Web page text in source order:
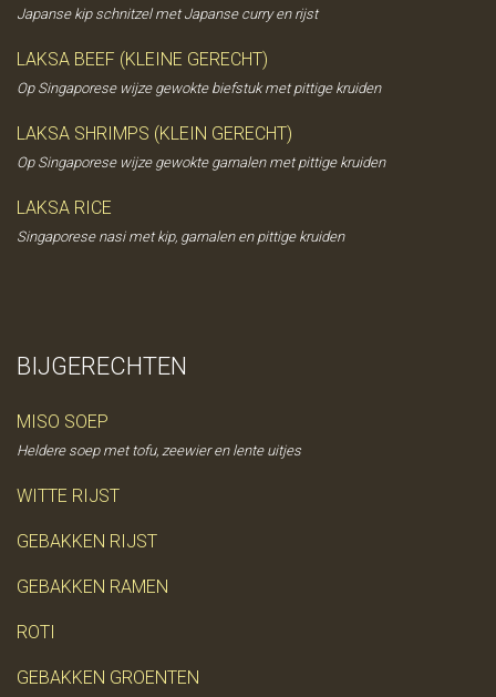
Japanse kip schnitzel met Japanse curry en rijst
LAKSA BEEF (KLEINE GERECHT)
Op Singaporese wijze gewokte biefstuk met pittige kruiden
LAKSA SHRIMPS (KLEIN GERECHT)
Op Singaporese wijze gewokte garnalen met pittige kruiden
LAKSA RICE
Singaporese nasi met kip, garnalen en pittige kruiden
BIJGERECHTEN
MISO SOEP
Heldere soep met tofu, zeewier en lente uitjes
WITTE RIJST
GEBAKKEN RIJST
GEBAKKEN RAMEN
ROTI
GEBAKKEN GROENTEN